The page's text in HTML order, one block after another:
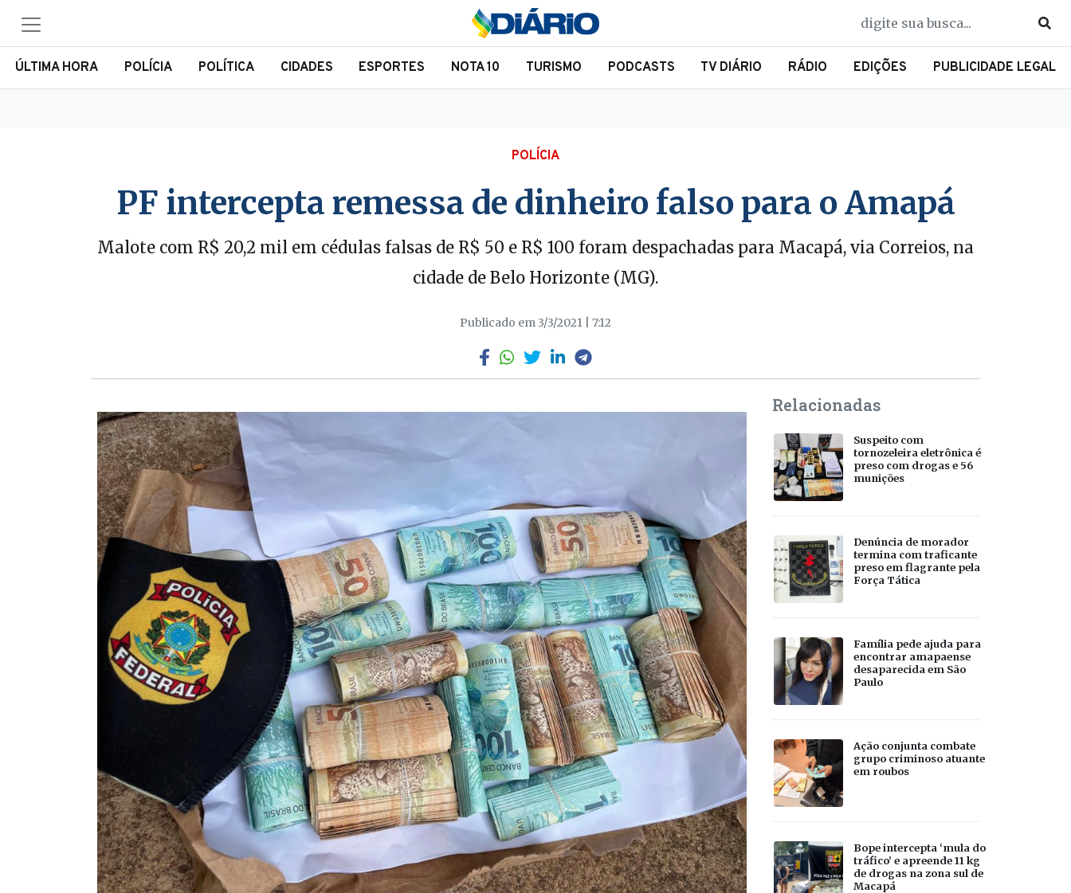
ÚLTIMA HORA POLÍCIA POLÍTICA CIDADES ESPORTES NOTA 10 TURISMO PODCASTS TV DIÁRIO RÁDIO EDIÇÕES PUBLICIDADE LEGAL
POLÍCIA
PF intercepta remessa de dinheiro falso para o Amapá
Malote com R$ 20,2 mil em cédulas falsas de R$ 50 e R$ 100 foram despachadas para Macapá, via Correios, na
cidade de Belo Horizonte (MG).
Publicado em 3/3/2021 | 7:12
Relacionadas
Suspeito com
tornozeleira eletrônica é
preso com drogas e 56
munições
Denúncia de morador
termina com traficante
preso em flagrante pela
Força Tática
Família pede ajuda para
encontrar amapaense
desaparecida em São
Paulo
Ação conjunta combate
grupo criminoso atuante
em roubos
Bope intercepta ‘mula do
tráfico’ e apreende 11 kg
de drogas na zona sul de
Macapá